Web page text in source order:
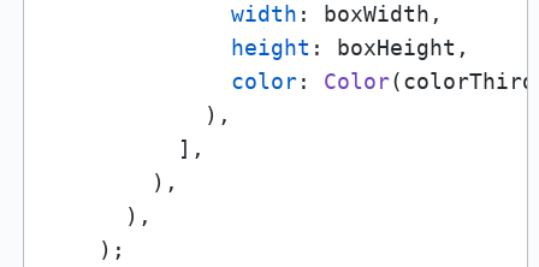
width : boxWidth,
height : boxHeight,
color: Color
            ),
          ],
        ),
      ),
    );